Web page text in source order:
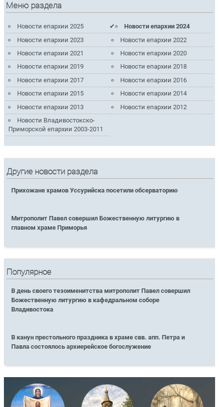
Меню раздела
Новости епархии 2025
Новости епархии 2024
Новости епархии 2023
Новости епархии 2022
Новости епархии 2021
Новости епархии 2020
Новости епархии 2019
Новости епархии 2018
Новости епархии 2017
Новости епархии 2016
Новости епархии 2015
Новости епархии 2014
Новости епархии 2013
Новости епархии 2012
Новости Владивостокско-
Приморской епархии 2003-2011
Другие новости раздела
Прихожане храмов Уссурийска посетили обсерваторию
Митрополит Павел совершил Божественную литургию в
главном храме Приморья
Популярное
В день своего тезоименитства митрополит Павел совершил
Божественную литургию в кафедральном соборе
Владивостока
В канун престольного праздника в храме свв. апп. Петра и
Павла состоялось архиерейское богослужение